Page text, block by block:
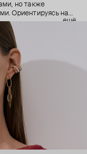
но также
Ориентируясь на
искусством и
раз в год. А
слушать внутренний
ещё